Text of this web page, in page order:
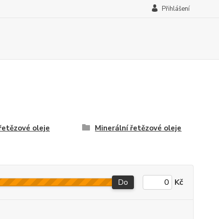
Přihlášení
oleje
Minerální řetězové oleje
Do Kč